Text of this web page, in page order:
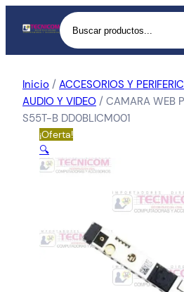
Buscar
Inicio / ACCESORIOS Y
AUDIO Y VIDEO / CAMARA WEB
S55T-B DD0BLICM001
¡Oferta!
🔍